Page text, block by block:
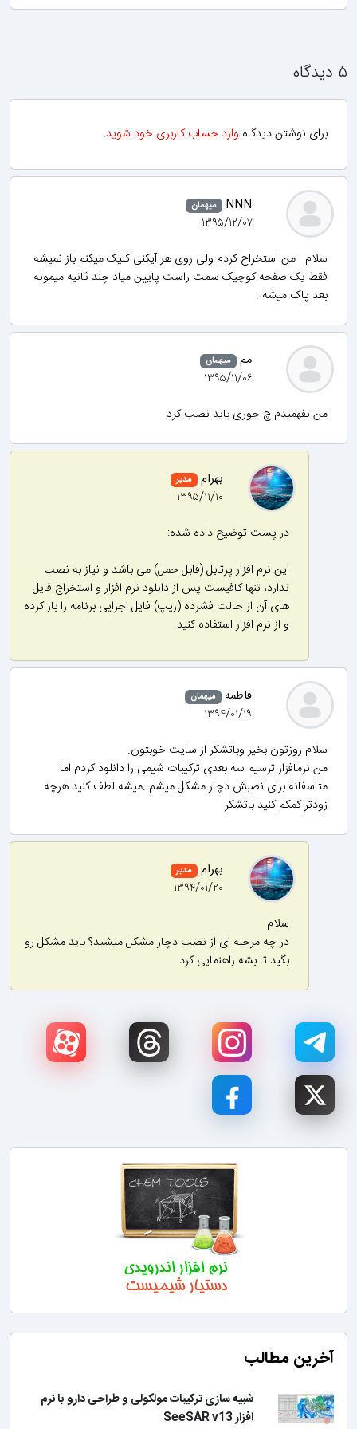
۵ دیدگاه
برای نوشتن دیدگاه وارد حساب کاربری خود شوید.
NNN میهمان
۱۳۹۵/۱۲/۰۷
سلام . من استخراج کردم ولی روی هر آیکنی کلیک میکنم باز نمیشه
فقط یک صفحه کوچیک سمت راست پایین میاد چند ثانیه میمونه
بعد پاک میشه .
مم میهمان
۱۳۹۵/۱۱/۰۶
من نفهمیدم چ جوری باید نصب کرد
بهرام مدیر
۱۳۹۵/۱۱/۱۰
در پست توضیح داده شده:
این نرم افزار پرتابل (قابل حمل) می باشد و نیاز به نصب
ندارد، تنها کافیست پس از دانلود نرم افزار و استخراج فایل
های آن از حالت فشرده (زیپ) فایل اجرایی برنامه را باز کرده
و از نرم افزار استفاده کنید.
فاطمه میهمان
۱۳۹۴/۰۱/۱۹
سلام روزتون بخیر وباتشکر از سایت خوبتون.
من نرمافزار ترسیم سه بعدی ترکیبات شیمی را دانلود کردم اما
متاسفانه برای نصبش دچار مشکل میشم .میشه لطف کنید هرچه
زودتر کمکم کنید باتشکر
بهرام مدیر
۱۳۹۴/۰۱/۲۰
سلام
در چه مرحله ای از نصب دچار مشکل میشید؟ باید مشکل رو
بگید تا بشه راهنمایی کرد
آخرین مطالب
شبیه سازی ترکیبات مولکولی و طراحی دارو با نرم
افزار SeeSAR v13